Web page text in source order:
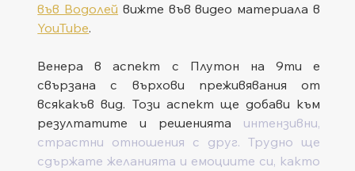
във Водолей
YouTube.
Венера в аспект с Плутон на 9ти е
свързана с върхови преживявания от
всякакъв вид. Този аспект ще добави към
резултатите и решенията интензивни,
страстни отношения с друг. Трудно ще
сдържате желанията и емоциите си, както